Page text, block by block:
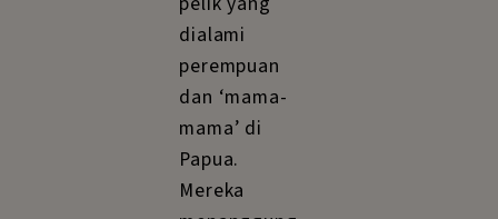
dialami
perempuan
dan ‘mama-
mama’ di
Papua.
Mereka